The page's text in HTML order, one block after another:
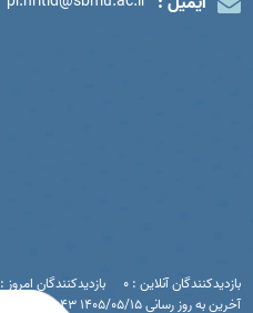
بازدیدکنندگان آنلاین : 0 بازدیدکنندگان امروز : 2967
آخرین به روز رسانی 1405/05/15 10:43